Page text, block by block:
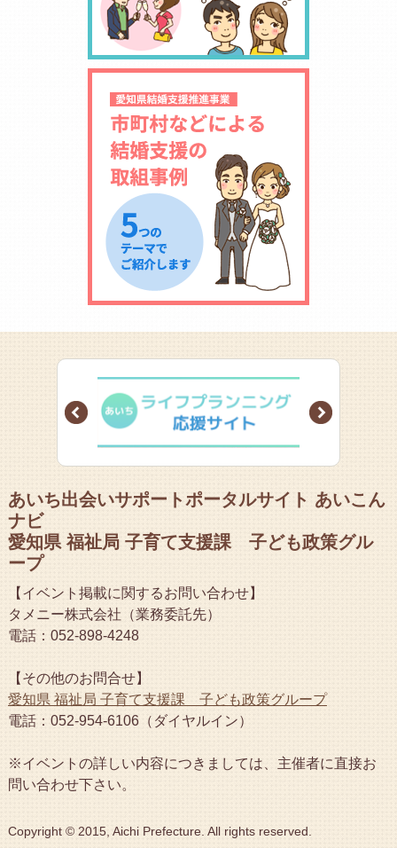
Prev Next
あいち出会いサポートポータルサイト あいこん
ナビ
愛知県 福祉局 子育て支援課 子ども政策グル
ープ
【イベント掲載に関するお問い合わせ】
タメニー株式会社（業務委託先）
電話：052-898-4248
【その他のお問合せ】
愛知県 福祉局 子育て支援課 子ども政策グループ
電話：052-954-6106（ダイヤルイン）
※イベントの詳しい内容につきましては、主催者に直接お
問い合わせ下さい。
Copyright © 2015, Aichi Prefecture. All rights reserved.